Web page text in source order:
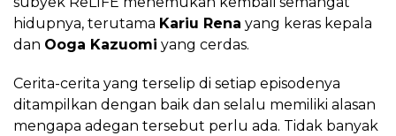
hidupnya, terutama Kariu Rena yang keras kepala
dan Ooga Kazuomi yang cerdas.
Cerita-cerita yang terselip di setiap episodenya
ditampilkan dengan baik dan selalu memiliki alasan
mengapa adegan tersebut perlu ada. Tidak banyak